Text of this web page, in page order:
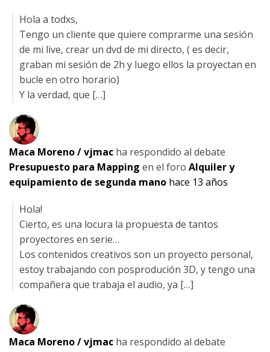
Hola a todxs,
Tengo un cliente que quiere comprarme una sesión
de mi live, crear un dvd de mi directo, ( es decir,
graban mi sesión de 2h y luego ellos la proyectan en
bucle en otro horario)
Y la verdad, que […]
Maca Moreno / vjmac ha respondido al debate
Presupuesto para Mapping en el foro Alquiler y
equipamiento de segunda mano hace 13 años
Hola!
Cierto, es una locura la propuesta de tantos
proyectores en serie…
Los contenidos creativos son un proyecto personal,
estoy trabajando con posprodución 3D, y tengo una
compañera que trabaja el audio, ya […]
Maca Moreno / vjmac ha respondido al debate